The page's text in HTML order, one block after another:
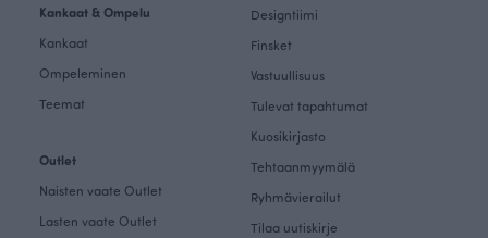
Kankaat & Ompelu
Kankaat
Ompeleminen
Teemat
Outlet
Naisten vaate Outlet
Lasten vaate Outlet
Designtiimi
Finsket
Vastuullisuus
Tulevat tapahtumat
Kuosikirjasto
Tehtaanmyymälä
Ryhmävierailut
Tilaa uutiskirje